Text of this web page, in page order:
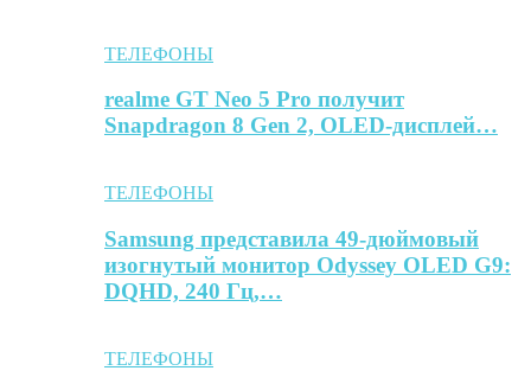
ТЕЛЕФОНЫ
realme GT Neo 5 Pro получит
Snapdragon 8 Gen 2, OLED-дисплей…
ТЕЛЕФОНЫ
Samsung представила 49-дюймовый
изогнутый монитор Odyssey OLED G9:
DQHD, 240 Гц,…
ТЕЛЕФОНЫ